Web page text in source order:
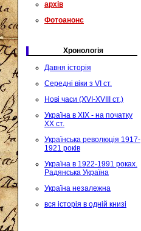
архів
Фотоанонс
Хронологія
Давня історія
Середні віки з VI ст.
Нові часи (XVI-XVIII ст.)
Україна в XIX - на початку
XX ст.
Українська революція 1917-
1921 років
Україна в 1922-1991 роках.
Радянська Україна
Україна незалежна
вся історія в одній книзі